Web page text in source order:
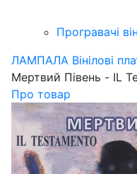
Програвачі
ЛАМПАЛА Вінілові
Мертвий Півень - IL
Про товар